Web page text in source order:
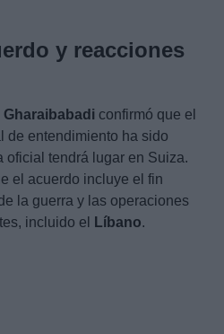
y reacciones
confirmó que el
de entendimiento ha sido
oficial tendrá lugar en Suiza.
el acuerdo incluye el fin
la guerra y las operaciones
incluido el
Líbano.